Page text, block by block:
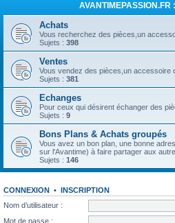
Achats
Vous recherchez des pièces,un
Sujets : 398
Ventes
Vous vendez des pièces,un accessoire
Sujets : 381
Echanges
Pour ceux qui désirent échanger des
Sujets : 9
Bons Plans & Achats groupés
Vous avez un bon plan, une bonne
sur l'Avantime) à faire partager aux
Sujets : 146
CONNEXION • INSCRIPTION
Nom d’utilisateur :
Mot de passe :